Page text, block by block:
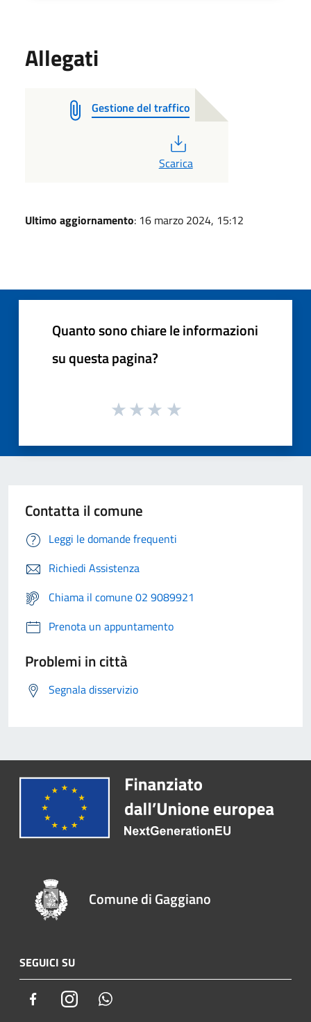
Allegati
Gestione del traffico
Scarica
Ultimo aggiornamento: 16 marzo 2024, 15:12
Quanto sono chiare le informazioni
su questa pagina?
Contatta il comune
Leggi le domande frequenti
Richiedi Assistenza
Chiama il comune 02 9089921
Prenota un appuntamento
Problemi in città
Segnala disservizio
Comune di Gaggiano
SEGUICI SU
FacebookInstagram